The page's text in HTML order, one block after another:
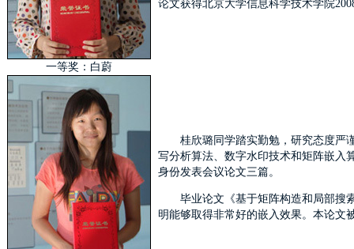
一等奖：白蔚
论文获得北京大学信息科学技术学院
桂欣璐同学踏实勤勉，研究态度严
写分析算法、数字水印技术和矩阵嵌入
身份发表会议论文三篇。
毕业论文《基于矩阵构造和局部搜
明能够取得非常好的嵌入效果。本论文